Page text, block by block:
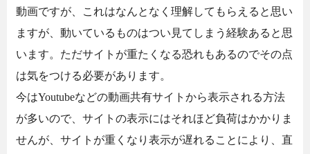
動画ですが、これはなんとなく理解してもらえると思い
ますが、動いているものはつい見てしまう経験あると思
います。ただサイトが重たくなる恐れもあるのでその点
は気をつける必要があります。
今はYoutubeなどの動画共有サイトから表示される方法
が多いので、サイトの表示にはそれほど負荷はかかりま
せんが、サイトが重くなり表示が遅れることにより、直